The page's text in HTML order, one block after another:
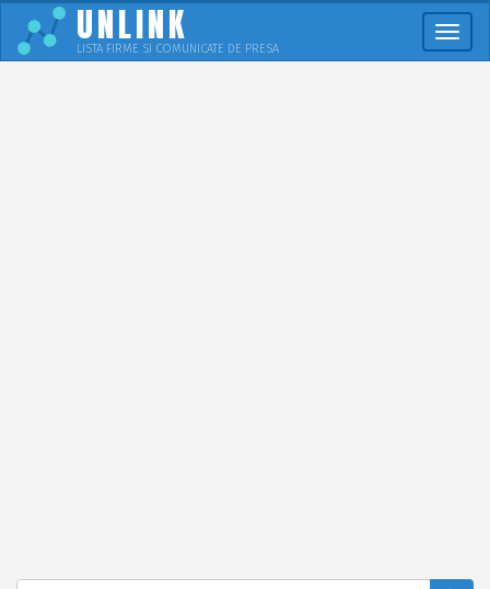
UNLINK
LISTA FIRME SI COMUNICATE DE PRESA